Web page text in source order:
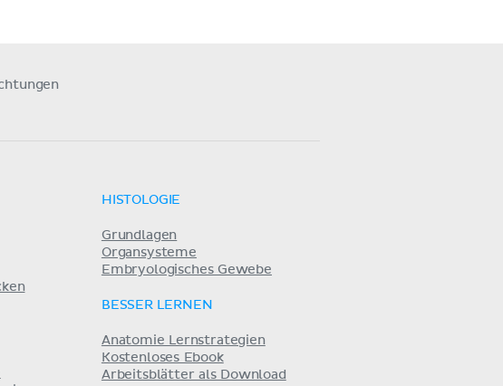
HISTOLOGIE
Grundlagen
Organsysteme
Embryologisches Gewebe
BESSER LERNEN
Anatomie Lernstrategien
Kostenloses Ebook
Arbeitsblätter als Download